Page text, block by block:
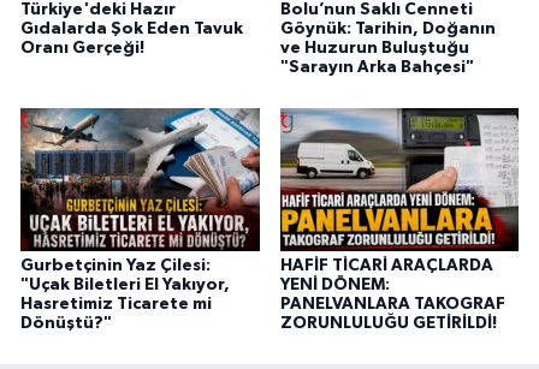
Türkiye'deki Hazır
Gıdalarda Şok Eden Tavuk
Oranı Gerçeği!
Bolu’nun Saklı Cenneti
Göynük: Tarihin, Doğanın
ve Huzurun Buluştuğu
"Sarayın Arka Bahçesi"
Gurbetçinin Yaz Çilesi:
"Uçak Biletleri El Yakıyor,
Hasretimiz Ticarete mi
Dönüştü?"
HAFİF TİCARİ ARAÇLARDA
YENİ DÖNEM:
PANELVANLARA TAKOGRAF
ZORUNLULUĞU GETİRİLDİ!